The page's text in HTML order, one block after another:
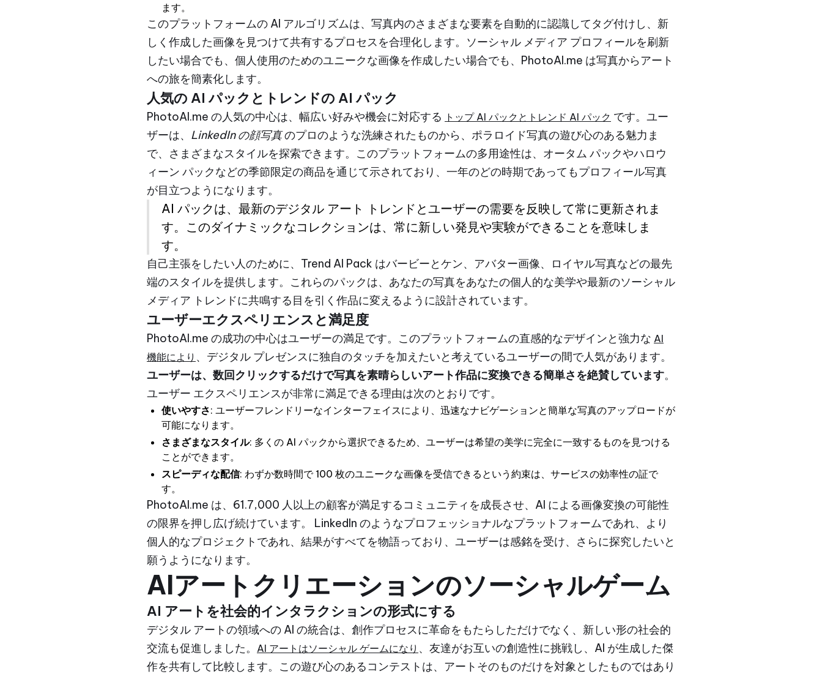
ます。
このプラットフォームの AI アルゴリズムは、写真内のさまざまな要素を自動的に認識してタグ付けし、新
しく作成した画像を見つけて共有するプロセスを合理化します。ソーシャル メディア プロフィールを刷新
したい場合でも、個人使用のためのユニークな画像を作成したい場合でも、PhotoAI.me は写真からアート
への旅を簡素化します。
人気の AI パックとトレンドの AI パック
PhotoAI.me の人気の中心は、幅広い好みや機会に対応する トップ AI パックとトレンド AI パック です。ユー
ザーは、 LinkedIn の顔写真のプロのような洗練されたものから、ポラロイド写真の遊び心のある魅力ま
で、さまざまなスタイルを探索できます。このプラットフォームの多用途性は、オータム パックやハロウ
ィーン パックなどの季節限定の商品を通じて示されており、一年のどの時期であってもプロフィール写真
が目立つようになります。
AI パックは、最新のデジタル アート トレンドとユーザーの需要を反映して常に更新されま
す。このダイナミックなコレクションは、常に新しい発見や実験ができることを意味しま
す。
自己主張をしたい人のために、Trend AI Pack はバービーとケン、アバター画像、ロイヤル写真などの最先
端のスタイルを提供します。これらのパックは、あなたの写真をあなたの個人的な美学や最新のソーシャル
メディア トレンドに共鳴する目を引く作品に変えるように設計されています。
ユーザーエクスペリエンスと満足度
PhotoAI.me の成功の中心はユーザーの満足です。このプラットフォームの直感的なデザインと強力な AI
機能により 、デジタル プレゼンスに独自のタッチを加えたいと考えているユーザーの間で人気があります。
ユーザーは、数回クリックするだけで写真を素晴らしいアート作品に変換できる簡単さを絶賛しています。
ユーザー エクスペリエンスが非常に満足できる理由は次のとおりです。
使いやすさ: ユーザーフレンドリーなインターフェイスにより、迅速なナビゲーションと簡単な写真のアップロードが
可能になります。
さまざまなスタイル: 多くの AI パックから選択できるため、ユーザーは希望の美学に完全に一致するものを見つける
ことができます。
スピーディな配信: わずか数時間で 100 枚のユニークな画像を受信できるという約束は、サービスの効率性の証で
す。
PhotoAI.me は、61.7,000 人以上の顧客が満足するコミュニティを成長させ、AI による画像変換の可能性
の限界を押し広げ続けています。 LinkedIn のようなプロフェッショナルなプラットフォームであれ、より
個人的なプロジェクトであれ、結果がすべてを物語っており、ユーザーは感銘を受け、さらに探究したいと
願うようになります。
AIアートクリエーションのソーシャルゲーム
AI アートを社会的インタラクションの形式にする
デジタル アートの領域への AI の統合は、創作プロセスに革命をもたらしただけでなく、新しい形の社会的
交流も促進しました。
AI アートはソーシャル ゲームになり 、友達がお互いの創造性に挑戦し、AI が生成した傑
作を共有して比較します。この遊び心のあるコンテストは、アートそのものだけを対象としたものではあり